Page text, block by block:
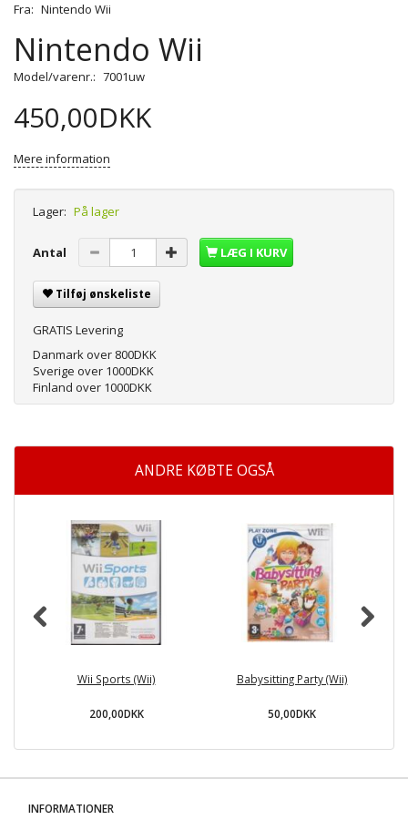
Fra: Nintendo Wii
Nintendo Wii
Model/varenr.: 7001uw
450,00DKK
Mere information
Lager: På lager
Antal LÆG I KURV
Tilføj ønskeliste
GRATIS Levering
Danmark over 800DKK
Sverige over 1000DKK
Finland over 1000DKK
ANDRE KØBTE OGSÅ
Wii Sports (Wii)
200,00DKK
Babysitting Party (Wii)
50,00DKK
INFORMATIONER